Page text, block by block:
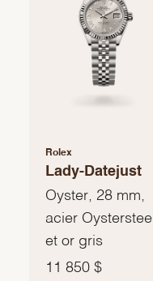
Rolex
Lady-Datejust
Oyster, 28 mm,
acier Oystersteel
et or gris
11 850 $